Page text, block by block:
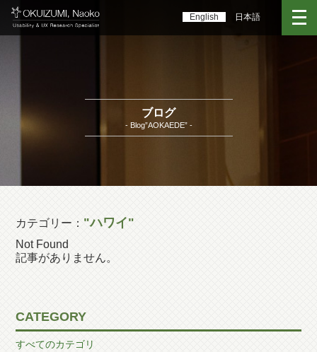
English 日本語
ブログ
- Blog”AOKAEDE” -
カテゴリー： "ハワイ"
Not Found
記事がありません。
CATEGORY
すべてのカテゴリ